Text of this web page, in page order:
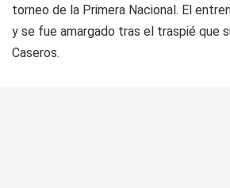
torneo de la Primera Nacional. El
y se fue amargado tras el traspié que
Caseros.